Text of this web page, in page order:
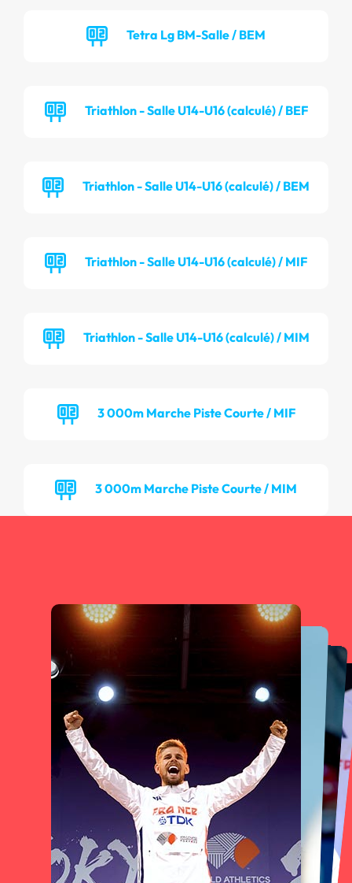
Tetra Lg BM-Salle / BEM
Triathlon - Salle U14-U16 (calculé) / BEF
Triathlon - Salle U14-U16 (calculé) / BEM
Triathlon - Salle U14-U16 (calculé) / MIF
Triathlon - Salle U14-U16 (calculé) / MIM
3 000m Marche Piste Courte / MIF
3 000m Marche Piste Courte / MIM